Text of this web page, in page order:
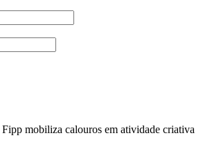
mobiliza calouros em atividade criativa